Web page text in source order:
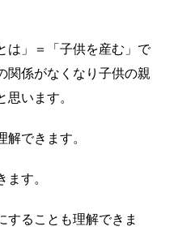
は」＝「子供を産む」で
関係がなくなり子供の親
思います。
できます。
す。
することも理解できま